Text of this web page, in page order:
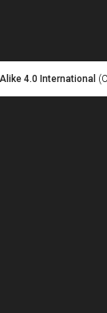
4.0 International